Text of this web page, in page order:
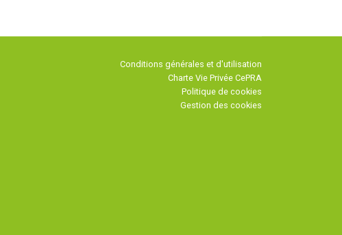
Conditions générales et d'utilisation
Charte Vie Privée CePRA
Politique de cookies
Gestion des cookies